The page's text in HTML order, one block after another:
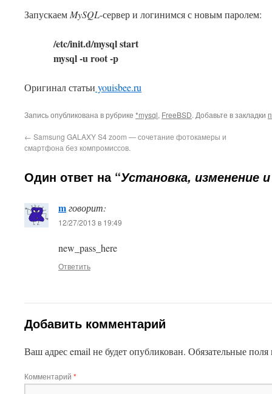
Запускаем MySQL-сервер и логинимся с новым паролем:
/etc/init.d/mysql start
mysql -u root -p
Оригинал статьи youisbee.ru
Запись опубликована в рубрике *mysql, FreeBSD. Добавьте в закладки
← Samsung GALAXY S4 zoom — сочетание фотокамеры и
смартфона без компромиссов.
Один ответ на “Установка, изменение
mговорит:
12/27/2013 в 19:49
new_pass_here
Ответить
Добавить комментарий
Ваш адрес email не будет опубликован. Обязательные
Комментарий *
This plugin created byAlexei91